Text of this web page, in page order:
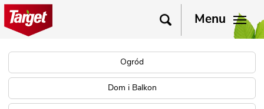
Menu
Ogród
Dom i Balkon